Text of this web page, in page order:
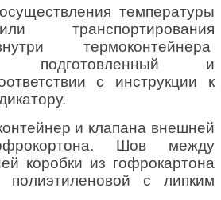
температуры
транспортирования
термоконтейнера
подготовленный и
c инструкции к
и клапана внешней
Шов между
коробки из гофрокартона
полиэтиленовой с липким